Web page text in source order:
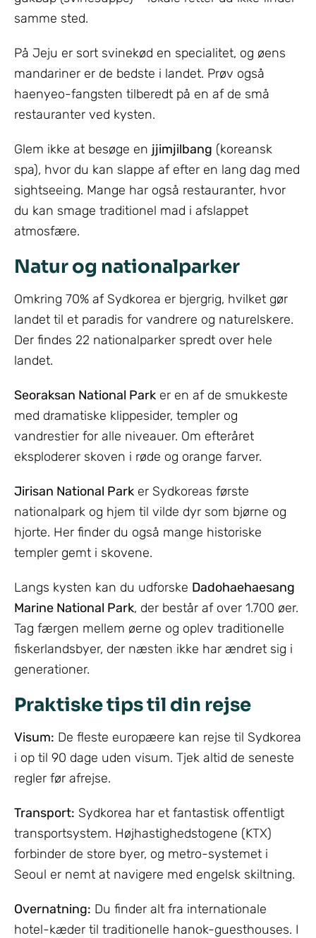
samme sted.
På Jeju er sort svinekød en specialitet, og øens
mandariner er de bedste i landet. Prøv også
haenyeo-fangsten tilberedt på en af de små
restauranter ved kysten.
Glem ikke at besøge en jjimjilbang (koreansk
spa), hvor du kan slappe af efter en lang dag med
sightseeing. Mange har også restauranter, hvor
du kan smage traditionel mad i afslappet
atmosfære.
Natur og nationalparker
Omkring 70% af Sydkorea er bjergrig, hvilket gør
landet til et paradis for vandrere og naturelskere.
Der findes 22 nationalparker spredt over hele
landet.
Seoraksan National Park er en af de smukkeste
med dramatiske klippesider, templer og
vandrestier for alle niveauer. Om efteråret
eksploderer skoven i røde og orange farver.
Jirisan National Park er Sydkoreas første
nationalpark og hjem til vilde dyr som bjørne og
hjorte. Her finder du også mange historiske
templer gemt i skovene.
Langs kysten kan du udforske Dadohaehaesang
Marine National Park, der består af over 1.700 øer.
Tag færgen mellem øerne og oplev traditionelle
fiskerlandsbyer, der næsten ikke har ændret sig i
generationer.
Praktiske tips til din rejse
Visum: De fleste europæere kan rejse til Sydkorea
i op til 90 dage uden visum. Tjek altid de seneste
regler før afrejse.
Transport: Sydkorea har et fantastisk offentligt
transportsystem. Højhastighedstogene (KTX)
forbinder de store byer, og metro-systemet i
Seoul er nemt at navigere med engelsk skiltning.
Overnatning: Du finder alt fra internationale
hotel-kæder til traditionelle hanok-guesthouses. I